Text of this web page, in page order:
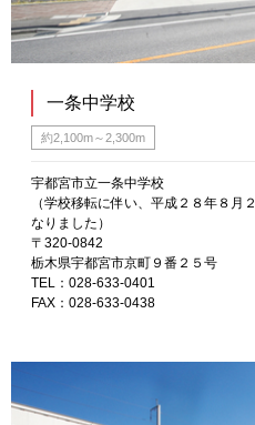
一条中学校
約2,100m～2,300m
宇都宮市立一条中学校
（学校移転に伴い、平成２８年８月
なりました）
〒320-0842
栃木県宇都宮市京町９番２５号
TEL：028-633-0401
FAX：028-633-0438